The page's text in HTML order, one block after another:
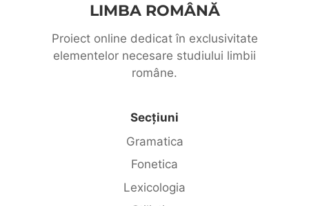
LIMBA ROMÂNĂ
Proiect online dedicat în exclusivitate
elementelor necesare studiului limbii
române.
Secțiuni
Gramatica
Fonetica
Lexicologia